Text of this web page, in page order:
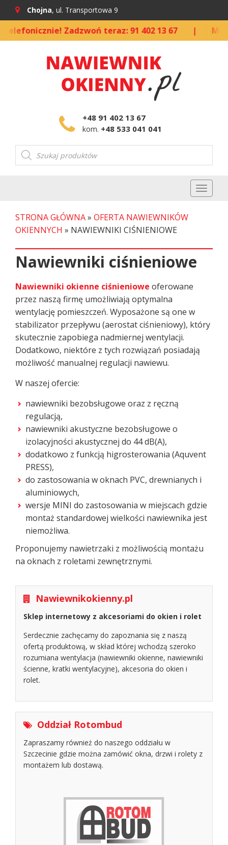
Chojna, ul. Transportowa 9
Zadzwoń teraz: 91 402 13 67
+48 91 402 13 67
kom. +48 533 041 041
Wyszukiwarka
produktów
Toggle
STRONA GŁÓWNA» OFERTA NAWIEWNIKÓW
OKIENNYCH » NAWIEWNIKI CIŚNIENIOWE
Nawiewniki ciśnieniowe
Nawiewniki okienne ciśnieniowe oferowane
przez naszą firmę umożliwiają optymalna
wentylację pomieszczeń. Wyposażone są one w
stabilizator przepływu (aerostat ciśnieniowy), który
skutecznie zapobiega nadmiernej wentylacji.
Dodatkowo, niektóre z tych rozwiązań posiadają
możliwość manualnej regulacji nawiewu.
W naszej ofercie:
nawiewniki bezobsługowe oraz z ręczną
regulacją,
nawiewniki akustyczne bezobsługowe o
izolacyjności akustycznej do 44 dB(A),
dodatkowo z funkcją higrosterowania (Aquvent
PRESS),
do zastosowania w oknach PVC, drewnianych i
aluminiowych,
wersje MINI do zastosowania w miejscach gdzie
montaż standardowej wielkości nawiewnika jest
niemożliwa.
Proponujemy nawietrzaki z możliwością montażu
na oknach z roletami zewnętrznymi.
Nawiewnikokienny.pl
Sklep internetowy z akcesoriami do okien i rolet
Serdecznie zachęcamy do zapoznania się z naszą
ofertą produktową, w skład której wchodzą szeroko
rozumiana wentylacja (nawiewniki okienne, nawiewniki
ścienne, kratki wentylacyjne), akcesoria do okien i
rolet.
Oddział Rotombud
Zapraszamy również do naszego oddziału w
Szczecinie gdzie można zamówić okna, drzwi i rolety z
montażem lub dostawą.